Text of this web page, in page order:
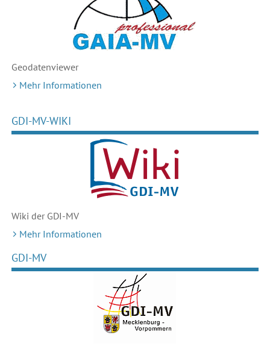
Geodatenviewer
Mehr Informationen
GDI-MV-WIKI
Wiki der GDI-MV
Mehr Informationen
GDI-MV